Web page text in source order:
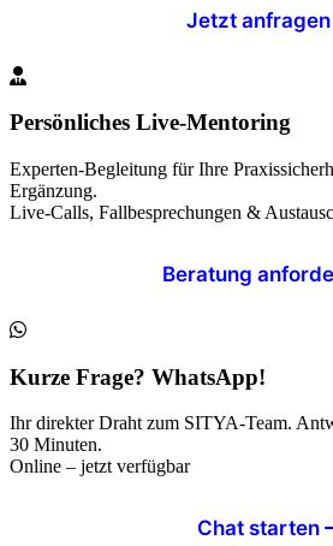
Jetzt anfragen
Persönliches Live-Mentoring
Experten-Begleitung für Ihre
Ergänzung.
Live-Calls, Fallbesprechungen &
Beratung
Kurze Frage? WhatsApp!
Ihr direkter Draht zum SITYA-Team.
30 Minuten.
Online – jetzt verfügbar
Chat starten